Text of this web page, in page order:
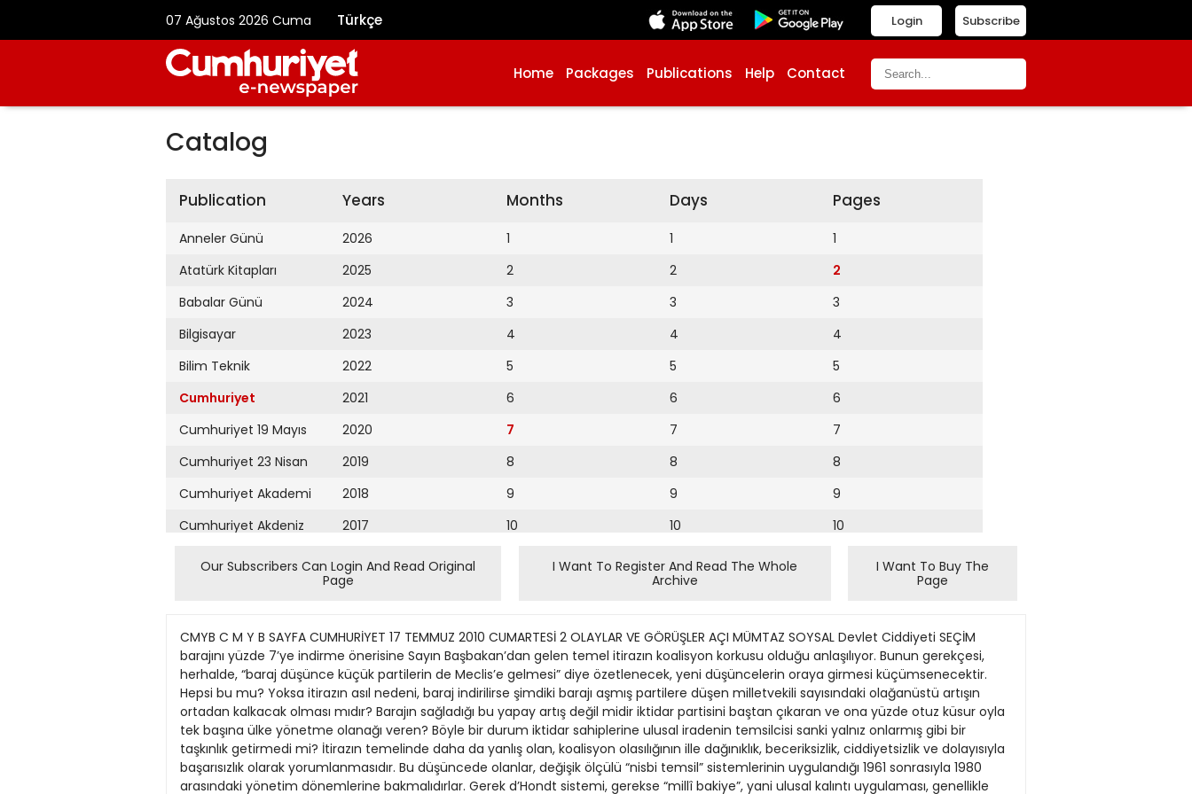
07 Ağustos 2026 Cuma Türkçe Subscribe
Login
Home Packages Publications Help Contact
Catalog
Publication
Anneler Günü
Atatürk Kitapları
Babalar Günü
Bilgisayar
Bilim Teknik
Cumhuriyet
Cumhuriyet 19 Mayıs
Cumhuriyet 23 Nisan
Cumhuriyet Akademi
Cumhuriyet Akdeniz
Cumhuriyet Alışveriş
Cumhuriyet Ankara
Cumhuriyet Büyük
Taaruz
Cumhuriyet
Cumartesi
Cumhuriyet Çevre
Years
2026
2025
2024
2023
2022
2021
2020
2019
2018
2017
2016
2015
2013
2012
2011
2010
2009
Months
1
2
3
4
5
6
7
8
9
10
Days
1
2
3
4
5
6
7
8
9
10
11
12
14
15
16
17
18
Pages
1
2
3
4
5
6
7
8
9
10
14
15
16
17
18
Our Subscribers Can Login And Read Original
Page
I Want To Register And Read The Whole
Archive
I Want To Buy The
Page
CMYB C M Y B SAYFA CUMHURİYET 17 TEMMUZ 2010 CUMARTESİ 2 OLAYLAR VE GÖRÜŞLER AÇI MÜMTAZ SOYSAL Devlet Ciddiyeti SEÇİM
barajını yüzde 7’ye indirme önerisine Sayın Başbakan’dan gelen temel itirazın koalisyon korkusu olduğu anlaşılıyor. Bunun gerekçesi,
herhalde, “baraj düşünce küçük partilerin de Meclis’e gelmesi” diye özetlenecek, yeni düşüncelerin oraya girmesi küçümsenecektir.
Hepsi bu mu? Yoksa itirazın asıl nedeni, baraj indirilirse şimdiki barajı aşmış partilere düşen milletvekili sayısındaki olağanüstü artışın
ortadan kalkacak olması mıdır? Barajın sağladığı bu yapay artış değil midir iktidar partisini baştan çıkaran ve ona yüzde otuz küsur oyla
tek başına ülke yönetme olanağı veren? Böyle bir durum iktidar sahiplerine ulusal iradenin temsilcisi sanki yalnız onlarmış gibi bir
taşkınlık getirmedi mi? İtirazın temelinde daha da yanlış olan, koalisyon olasılığının ille dağınıklık, beceriksizlik, ciddiyetsizlik ve dolayısıyla
başarısızlık olarak yorumlanmasıdır. Bu düşüncede olanlar, değişik ölçülü “nisbi temsil” sistemlerinin uygulandığı 1961 sonrasıyla 1980
arasındaki yönetim dönemlerine bakmalıdırlar. Gerek d’Hondt sistemi, gerekse “millî bakiye”, yani ulusal kalıntı uygulaması, genellikle